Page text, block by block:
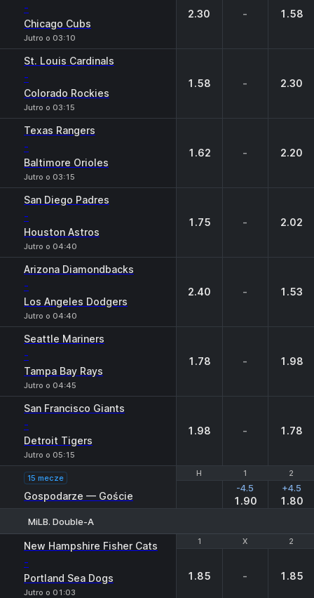
-
Chicago Cubs
Jutro o 03:10
2.30 - 1.58
St. Louis Cardinals
-
Colorado Rockies
Jutro o 03:15
1.58 - 2.30
Texas Rangers
-
Baltimore Orioles
Jutro o 03:15
1.62 - 2.20
San Diego Padres
-
Houston Astros
Jutro o 04:40
1.75 - 2.02
Arizona Diamondbacks
-
Los Angeles Dodgers
Jutro o 04:40
2.40 - 1.53
Seattle Mariners
-
Tampa Bay Rays
Jutro o 04:45
1.78 - 1.98
San Francisco Giants
-
Detroit Tigers
Jutro o 05:15
1.98 - 1.78
H 1 2
15 mecze
Gospodarze — Goście
H 1 2
-4.5
1.90
+4.5
1.80
MiLB. Double-A
1 X 2
New Hampshire Fisher Cats
-
Portland Sea Dogs
Jutro o 01:03
1 X 2
1.85 - 1.85